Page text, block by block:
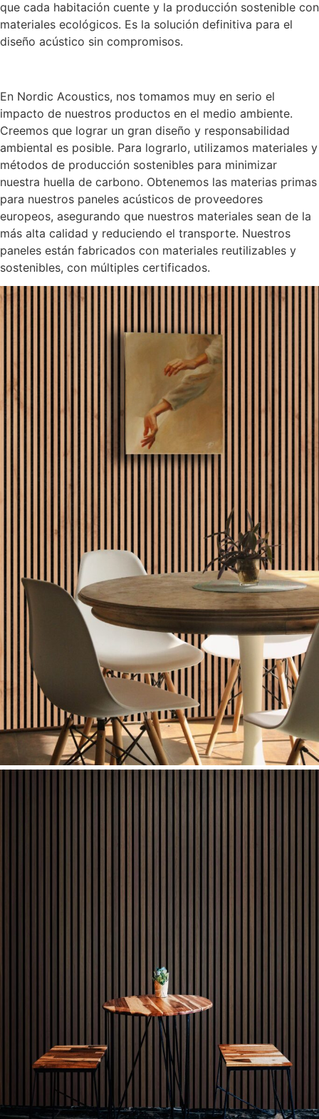
que cada habitación cuente y la producción sostenible con
materiales ecológicos. Es la solución definitiva para el
diseño acústico sin compromisos.
En Nordic Acoustics, nos tomamos muy en serio el
impacto de nuestros productos en el medio ambiente.
Creemos que lograr un gran diseño y responsabilidad
ambiental es posible. Para lograrlo, utilizamos materiales y
métodos de producción sostenibles para minimizar
nuestra huella de carbono. Obtenemos las materias primas
para nuestros paneles acústicos de proveedores
europeos, asegurando que nuestros materiales sean de la
más alta calidad y reduciendo el transporte. Nuestros
paneles están fabricados con materiales reutilizables y
sostenibles, con múltiples certificados.